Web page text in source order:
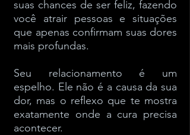
suas chances de ser feliz, fazendo
você atrair pessoas e situações
que apenas confirmam suas dores
mais profundas.
Seu relacionamento é um
espelho. Ele não é a causa da sua
dor, mas o reflexo que te mostra
exatamente onde a cura precisa
acontecer.